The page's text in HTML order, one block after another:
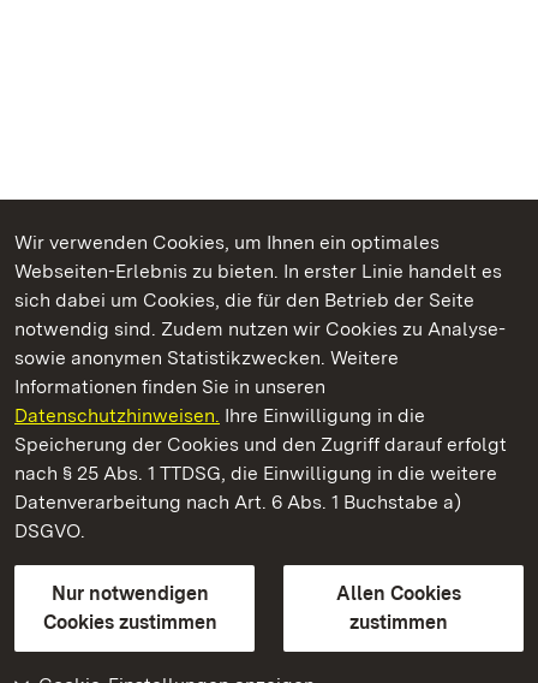
Wir verwenden Cookies, um Ihnen ein optimales
Webseiten-Erlebnis zu bieten. In erster Linie handelt es
sich dabei um Cookies, die für den Betrieb der Seite
notwendig sind. Zudem nutzen wir Cookies zu Analyse-
sowie anonymen Statistikzwecken. Weitere
Informationen finden Sie in unseren
Datenschutzhinweisen. Ihre Einwilligung in die
Speicherung der Cookies und den Zugriff darauf erfolgt
nach § 25 Abs. 1 TTDSG, die Einwilligung in die weitere
Datenverarbeitung nach Art. 6 Abs. 1 Buchstabe a)
DSGVO.
Nur notwendigen
Cookies zustimmen
Allen Cookies
zustimmen
Kommen. Staunen. Genießen.
Schloss und Schlossgarten Schwetzingen
Staatliche Schlösser und Gärten Baden-Württemberg
Kontakt
GebärdenspracheLeichte Sprache
Erklärung zur Barrierefreiheit
BITV-konform (geprüfte Seiten)